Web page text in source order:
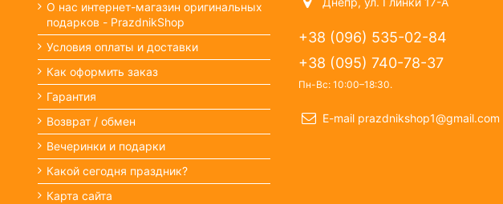
О нас интернет-магазин оригинальных
подарков - PrazdnikShop
Условия оплаты и доставки
Как оформить заказ
Гарантия
Возврат / обмен
Вечеринки и подарки
Какой сегодня праздник?
Карта сайта
+38 (096) 535-02-84
+38 (095) 740-78-37
Пн-Вс: 10:00–18:30.
E-mail prazdnikshop1@gmail.com